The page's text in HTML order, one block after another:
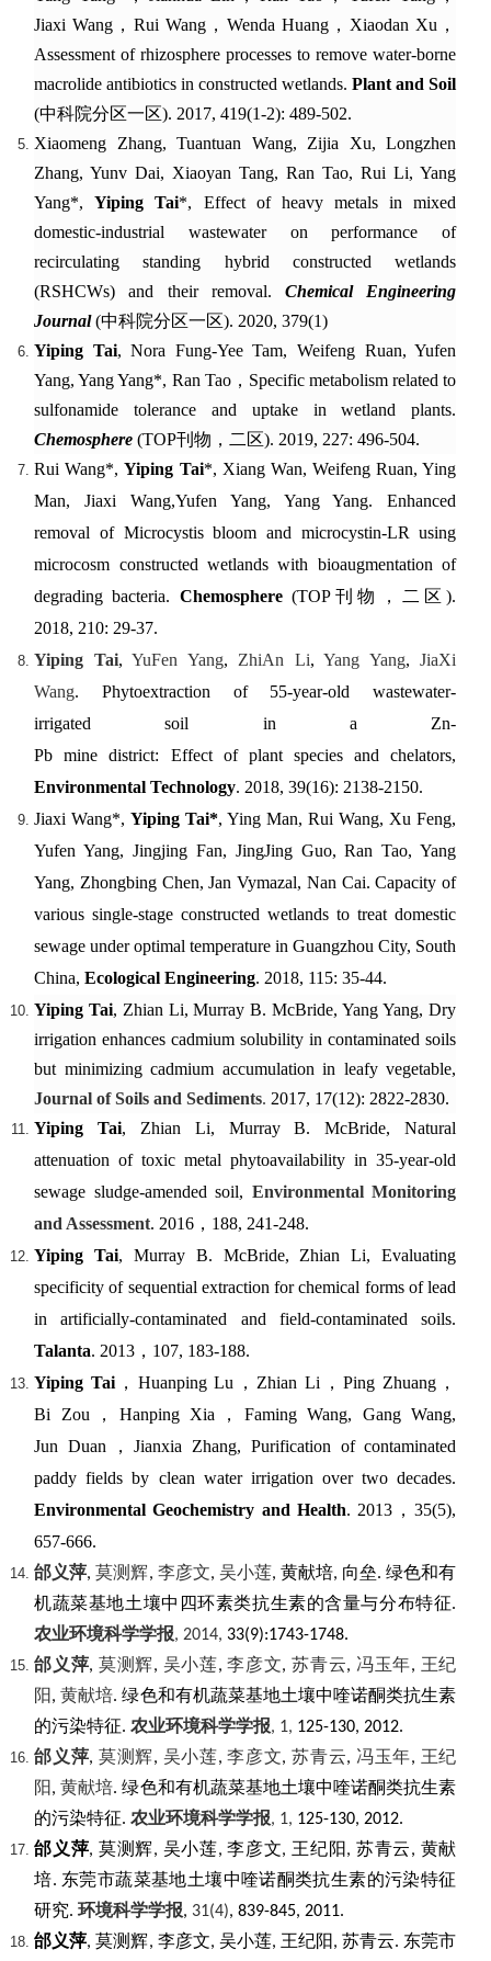
Jiaxi Wang，Rui Wang，Wenda Huang， Xiaodan Xu ，
Assessment of rhizosphere processes to remove water-borne
macrolide antibiotics in constructed wetlands.Plant and Soil
(中科院分区一区). 2017, 419(1-2): 489-502.
Xiaomeng Zhang, Tuantuan Wang, Zijia Xu, Longzhen
Zhang, Yunv Dai, Xiaoyan Tang, Ran Tao, Rui Li, Yang
Yang*,Yiping Tai*, Effect of heavy metals in mixed
domestic-industrial wastewater on performance of
recirculating standing hybrid constructed wetlands
(RSHCWs) and their removal.Chemical Engineering
Journal(中科院分区一区). 2020, 379(1)
Yiping Tai, Nora Fung-Yee Tam, Weifeng Ruan, Yufen
Yang, Yang Yang*, Ran Tao， Specific metabolism related to
sulfonamide tolerance and uptake in wetland plants.
Chemosphere(TOP刊物，二区). 2019, 227: 496-504.
Rui Wang*,Yiping Tai*, Xiang Wan, Weifeng Ruan, Ying
Man, Jiaxi Wang,Yufen Yang, Yang Yang. Enhanced
removal of Microcystis bloom and microcystin-LR using
microcosm constructed wetlands with bioaugmentation of
degrading bacteria. Chemosphere (TOP刊物，二区).
2018, 210: 29-37.
Yiping Tai,YuFen Yang, ZhiAn Li,Yang Yang,JiaXi
Wang. Phytoextraction of 55-year-old wastewater-
irrigated soil in a Zn-
Pb mine district: Effect of plant species and chelators,
Environmental Technology. 2018, 39(16): 2138-2150.
Jiaxi Wang*,Yiping Tai*, Ying Man, Rui Wang, Xu Feng,
Yufen Yang, Jingjing Fan, JingJing Guo, Ran Tao, Yang
Yang, Zhongbing Chen, Jan Vymazal, Nan Cai. Capacity of
various single-stage constructed wetlands to treat domestic
sewage under optimal temperature in Guangzhou City, South
China,Ecological Engineering. 2018, 115: 35-44.
Yiping Tai, Zhian Li, Murray B. McBride, Yang Yang, Dry
irrigation enhances cadmium solubility in contaminated soils
but minimizing cadmium accumulation in leafy vegetable,
Journal of Soils and Sediments. 2017, 17(12): 2822-2830.
Yiping Tai, Zhian Li, Murray B. McBride, Natural
attenuation of toxic metal phytoavailability in 35-year-old
sewage sludge-amended soil, Environmental Monitoring
and Assessment. 2016 ， 188, 241-248.
Yiping Tai, Murray B. McBride, Zhian Li, Evaluating
specificity of sequential extraction for chemical forms of lead
in artificially-contaminated and field-contaminated soils.
Talanta. 2013 ， 107, 183-188.
Yiping Tai， Huanping Lu ， Zhian Li ，Ping Zhuang，
Bi Zou ， Hanping Xia ， Faming Wang, Gang Wang,
Jun Duan ，Jianxia Zhang, Purification of contaminated
paddy fields by clean water irrigation over two decades.
Environmental Geochemistry and Health. 2013，35(5),
657-666.
邰义萍,莫测辉, 李彦文, 吴小莲, 黄献培, 向垒.绿色和有
机蔬菜基地土壤中四环素类抗生素的含量与分布特征.
农业环境科学学报, 2014, 33(9):1743-1748.
邰义萍, 莫测辉, 吴小莲,李彦文, 苏青云, 冯玉年, 王纪
阳 ,黄献培.绿色和有机蔬菜基地土壤中喹诺酮类抗生素
的污染特征.农业环境科学学报, 1, 125-130, 2012.
邰义萍, 莫测辉, 吴小莲,李彦文, 苏青云, 冯玉年, 王纪
阳 ,黄献培.绿色和有机蔬菜基地土壤中喹诺酮类抗生素
的污染特征.农业环境科学学报, 1, 125-130, 2012.
邰义萍, 莫测辉, 吴小莲,李彦文,王纪阳, 苏青云, 黄献
培. 东莞市蔬菜基地土壤中喹诺酮类抗生素的污染特征
研究.环境科学学报, 31(4), 839-845, 2011.
邰义萍,莫测辉, 李彦文, 吴小莲, 王纪阳, 苏青云. 东莞市